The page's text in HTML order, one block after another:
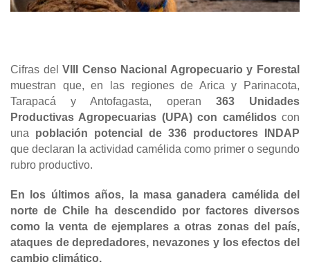
Cifras delVIII Censo Nacional Agropecuario y Forestal
muestran que, en las regiones de Arica y Parinacota,
Tarapacá y Antofagasta, operan 363 Unidades
Productivas Agropecuarias (UPA) con camélidoscon
una población potencial de 336 productores INDAP
que declaran la actividad camélida como primer o segundo
rubro productivo.
En los últimos años, la masa ganadera camélida del
norte de Chile ha descendido por factores diversos
como la venta de ejemplares a otras zonas del país,
ataques de depredadores, nevazones y los efectos del
cambio climático.